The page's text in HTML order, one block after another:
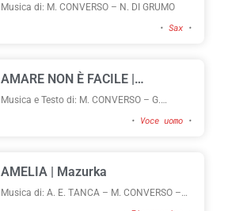
Musica di: M. CONVERSO – N. DI GRUMO
• Sax •
AMARE NON È FACILE |
Moderato
Musica e Testo di: M. CONVERSO – G.
• Voce uomo •
AMELIA | Mazurka
Musica di: A. E. TANCA – M. CONVERSO –